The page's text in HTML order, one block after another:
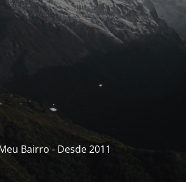
Bairro - Desde 2011